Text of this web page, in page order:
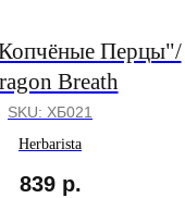
Перцы"/
Breath
SKU: ХБ021
Herbarista
839 р.